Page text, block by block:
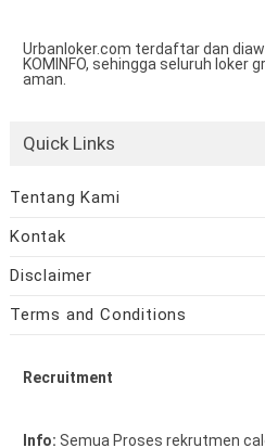
Urbanloker.com terdaftar dan
KOMINFO, sehingga seluruh loker
aman.
Quick Links
Tentang Kami
Kontak
Disclaimer
Terms and Conditions
Recruitment
Info: Semua Proses rekrutmen